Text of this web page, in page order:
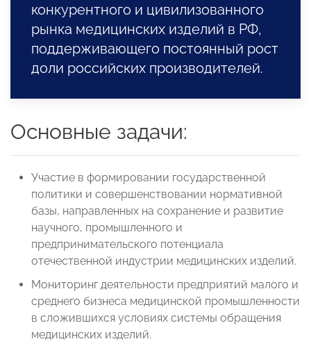
конкурентного и цивилизованного
рынка медицинских изделий в РФ,
поддерживающего постоянный рост
доли российских производителей.
Основные задачи:
Участие в формировании государственной
политики и совершенствовании нормативной
базы, направленных на сохранение и развитие
научного, промышленного и
предпринимательского потенциала
отечественной индустрии медицинских изделий.
Мониторинг деятельности предприятий малого и
среднего бизнеса медицинской промышленности
в сложившихся условиях системы обращения
медицинских изделий.